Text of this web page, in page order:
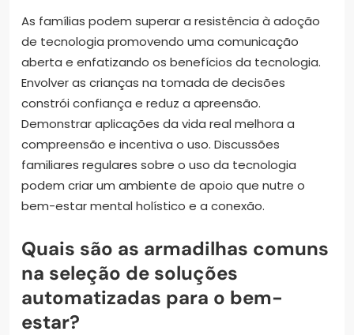
As famílias podem superar a resistência à adoção
de tecnologia promovendo uma comunicação
aberta e enfatizando os benefícios da tecnologia.
Envolver as crianças na tomada de decisões
constrói confiança e reduz a apreensão.
Demonstrar aplicações da vida real melhora a
compreensão e incentiva o uso. Discussões
familiares regulares sobre o uso da tecnologia
podem criar um ambiente de apoio que nutre o
bem-estar mental holístico e a conexão.
Quais são as armadilhas comuns
na seleção de soluções
automatizadas para o bem-
estar?